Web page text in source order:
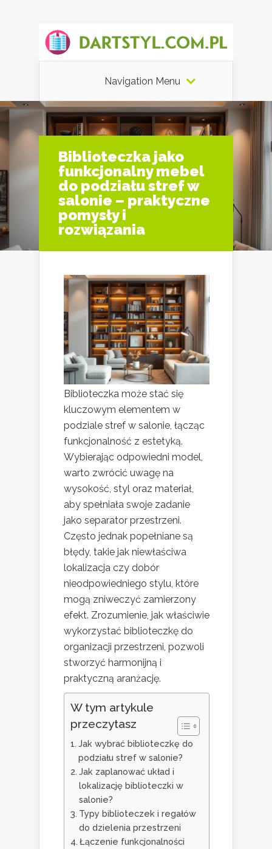
Navigation Menu
Biblioteczka jako
funkcjonalny mebel
do podziału stref w
salonie – praktyczne
pomysły i
rozwiązania
Biblioteczka może stać się
kluczowym elementem w
podziale stref w salonie, łącząc
funkcjonalność z estetyką.
Wybierając odpowiedni model,
warto zwrócić uwagę na
wysokość, styl oraz materiał,
aby spełniała swoje zadanie
jako separator przestrzeni.
Często jednak popełniane są
błędy, takie jak niewłaściwa
lokalizacja czy dobór
nieodpowiedniego stylu, które
mogą zniweczyć zamierzony
efekt. Zrozumienie, jak właściwie
wykorzystać biblioteczkę do
organizacji przestrzeni, pozwoli
stworzyć harmonijną i
praktyczną aranżację.
W tym artykule
przeczytasz
Jak wybrać biblioteczkę do
podziału stref w salonie?
Jak zaplanować układ i
lokalizację biblioteczki w
salonie?
Typy biblioteczek i regałów
do dzielenia przestrzeni
Łączenie funkcjonalności